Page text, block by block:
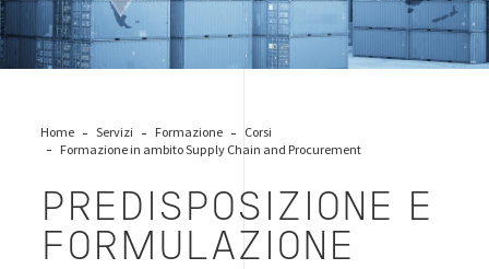
Home Servizi Formazione
Corsi
Formazione in ambito Supply Chain and Procurement
PREDISPOSIZIONE E
FORMULAZIONE